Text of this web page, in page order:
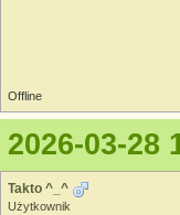
Offline
2026-03-28
Takto ^_^
Użytkownik